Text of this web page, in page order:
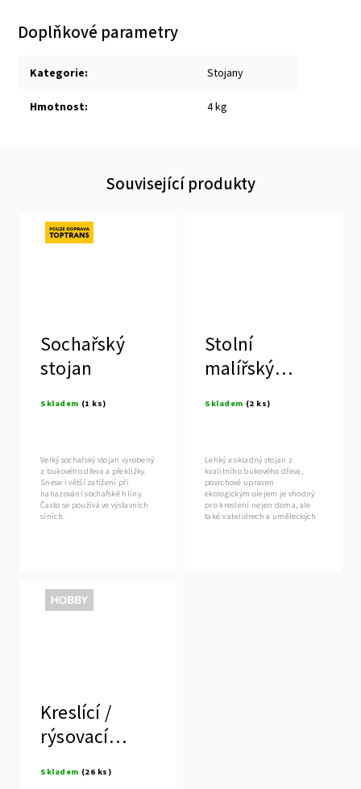
Doplňkové parametry
Kategorie: Stojany
Hmotnost: 4 kg
Související produkty
Novinka
Sochařský
stojan
Skladem (1 ks)
Velký sochařský stojan vyrobený
z bukového dřeva a překližky.
Snese i větší zatížení při
nahazování sochařské hlíny.
Často se používá ve výstavních
síních.
Stolní
malířský
Skladem (2 ks)
Lehký a skladný stojan z
kvalitního bukového dřeva,
povrchově upraven
ekologickým olejem je vhodný
pro kreslení nejen doma, ale
také v ateliérech a uměleckých
Výprodej
Kreslící /
rýsovací
Skladem (26 ks)